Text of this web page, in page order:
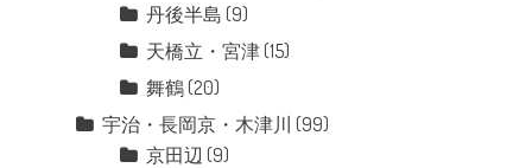
丹後半島 (9)
天橋立・宮津(15)
舞鶴(20)
宇治・長岡京・木津川 (99)
京田辺 (9)